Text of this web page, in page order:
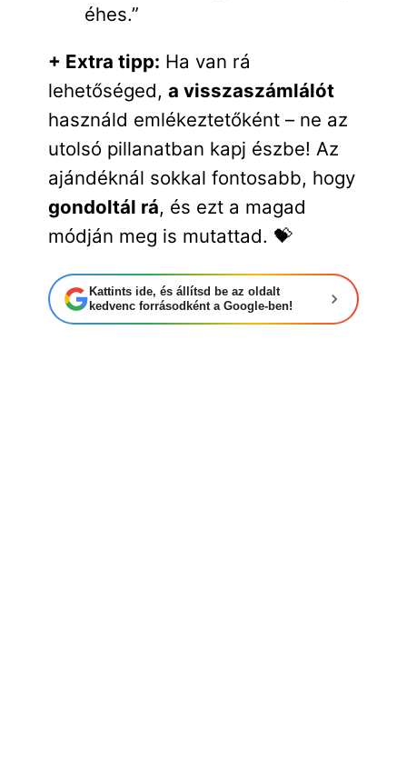
éhes.”
+ Extra tipp: Ha van rá
lehetőséged, a visszaszámlálót
használd emlékeztetőként – ne az
utolsó pillanatban kapj észbe! Az
ajándéknál sokkal fontosabb, hogy
gondoltál rá, és ezt a magad
módján meg is mutattad. 💝
Kattints ide, és állítsd be az oldalt
kedvenc forrásodként a Google-ben!